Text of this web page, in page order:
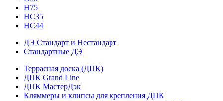
H75
HС35
НС44
ДЭ Стандарт и Нестандарт
Стандартные ДЭ
Террасная доска (ДПК)
ДПК Grand Line
ДПК МастерДэк
Кляммеры и клипсы для крепления ДПК